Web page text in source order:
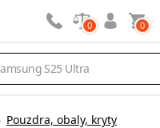
0 0
Pouzdra, obaly, kryty